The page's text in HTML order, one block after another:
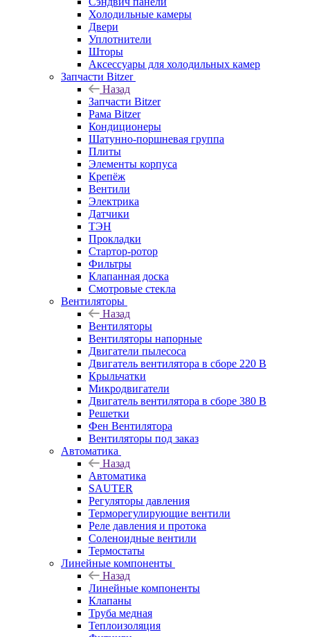
Холодильные камеры
Двери
Уплотнители
Шторы
Аксессуары для холодильных камер
Запчасти Bitzer
Назад
Запчасти Bitzer
Рама Bitzer
Кондиционеры
Шатунно-поршневая группа
Плиты
Элементы корпуса
Крепёж
Вентили
Электрика
Датчики
ТЭН
Прокладки
Стартор-ротор
Фильтры
Клапанная доска
Смотровые стекла
Вентиляторы
Назад
Вентиляторы
Вентиляторы напорные
Двигатели пылесоса
Двигатель вентилятора в сборе 220 В
Крыльчатки
Микродвигатели
Двигатель вентилятора в сборе 380 В
Решетки
Фен Вентилятора
Вентиляторы под заказ
Автоматика
Назад
Автоматика
SAUTER
Регуляторы давления
Терморегулирующие вентили
Реле давления и протока
Соленоидные вентили
Термостаты
Линейные компоненты
Назад
Линейные компоненты
Клапаны
Труба медная
Теплоизоляция